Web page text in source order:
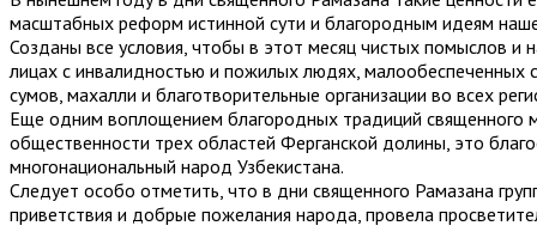
масштабных реформ истинной сути и благородным идеям
Созданы все условия, чтобы в этот месяц чистых помыслов
лицах с инвалидностью и пожилых людях,
сумов, махалли и благотворительные организации во всех
Еще одним воплощением благородных традиций священного
общественности трех областей Ферганской долины, это
многонациональный народ Узбекистана.
Следует особо отметить, что в дни священного Рамазана
приветствия и добрые пожелания народа, провела